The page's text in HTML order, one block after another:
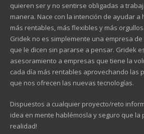
quieren ser y no sentirse obligadas a
manera. Nace con la intención de ayudar a
más rentables, más flexibles y más
Gridek no es simplemente una empresa
que le dicen sin pararse a pensar. Gridek
asesoramiento a empresas que tiene la
cada día más rentables aprovechando las
que nos ofrecen las nuevas tecnologías.
Dispuestos a cualquier proyecto/reto
idea en mente hablémosla y seguro que la
realidad!